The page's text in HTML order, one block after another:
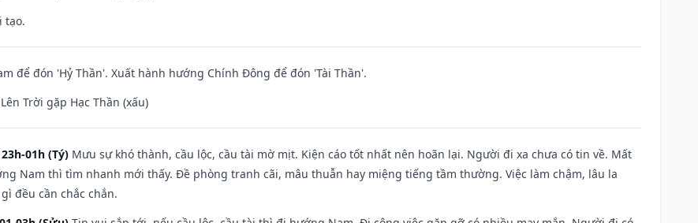
tạo.
để đón 'Hỷ Thần'. Xuất hành hướng Chính Đông để đón 'Tài Thần'.
Trời gặp Hạc Thần (xấu)
01h (Tý) Mưu sự khó thành, cầu lộc, cầu tài mờ mịt. Kiện cáo tốt nhất nên hoãn lại. Người đi xa chưa có tin về. Mất
Nam thì tìm nhanh mới thấy. Đề phòng tranh cãi, mâu thuẫn hay miệng tiếng tầm thường. Việc làm chậm, lâu la
đều cần chắc chắn.